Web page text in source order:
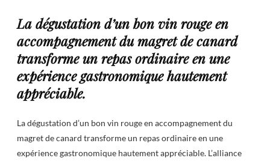
La dégustation d’un bon vin rouge en
accompagnement du magret de canard
transforme un repas ordinaire en une
expérience gastronomique hautement
appréciable.
La dégustation d’un bon vin rouge en accompagnement du
magret de canard transforme un repas ordinaire en une
expérience gastronomique hautement appréciable. L’alliance